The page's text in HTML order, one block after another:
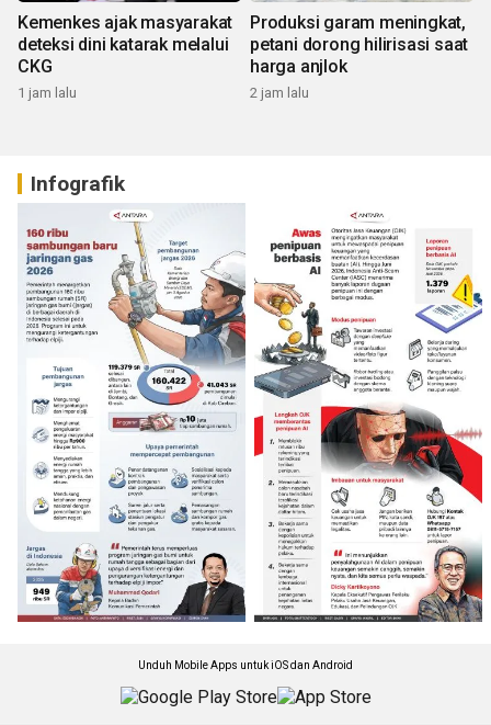
Kemenkes ajak masyarakat
deteksi dini katarak melalui
CKG
1 jam lalu
Produksi garam meningkat,
petani dorong hilirisasi saat
harga anjlok
2 jam lalu
Infografik
Unduh Mobile Apps untuk iOS dan Android